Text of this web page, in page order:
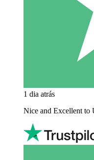
1 dia atrás
Nice and Excellent to